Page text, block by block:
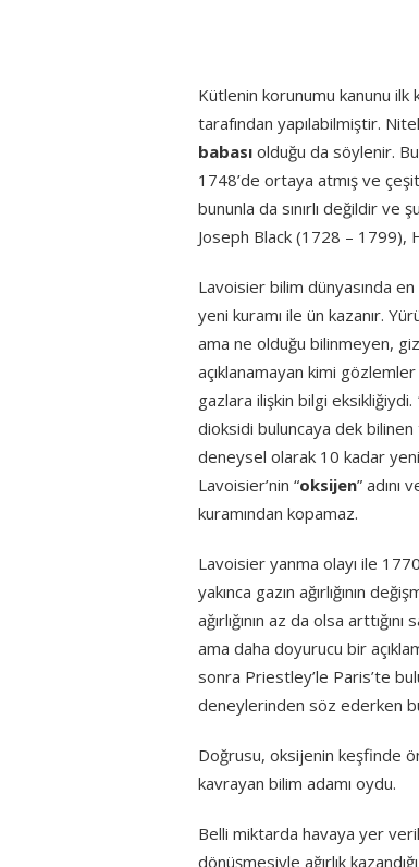
Kütlenin korunumu kanunu
tarafından yapılabilmiştir.
babası olduğu da söylenir.
1748’de ortaya atmış ve
bununla da sınırlı değildir
Joseph Black (1728 – 1799),
Lavoisier bilim dünyasında
yeni kuramı ile ün kazanır.
ama ne olduğu bilinmeyen,
açıklanamayan kimi gözlemler
gazlara ilişkin bilgi
dioksidi buluncaya dek
deneysel olarak 10 kadar
Lavoisier’nin “oksijen” adını
kuramından kopamaz.
Lavoisier yanma olayı ile
yakınca gazın ağırlığının
ağırlığının az da olsa
ama daha doyurucu bir
sonra Priestley’le Paris’te
deneylerinden söz ederken
Doğrusu, oksijenin keşfinde
kavrayan bilim adamı oydu.
Belli miktarda havaya yer
dönüşmesiyle ağırlık